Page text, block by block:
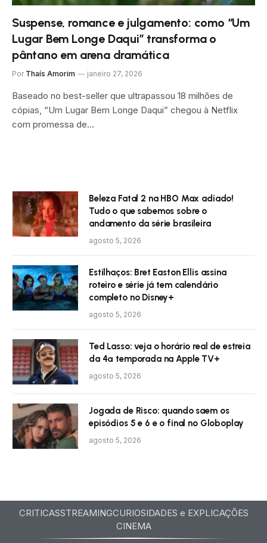
Suspense, romance e julgamento: como “Um
Lugar Bem Longe Daqui” transforma o
pântano em arena dramática
Por Thaís Amorim janeiro 27, 2026
Baseado no best-seller que ultrapassou 18 milhões de
cópias, “Um Lugar Bem Longe Daqui” chegou à Netflix
com promessa de…
Beleza Fatal 2 na HBO Max adiado!
Tudo o que sabemos sobre o
andamento da série brasileira
agosto 5, 2026
Estilhaços: Bret Easton Ellis assina
roteiro e série já tem calendário
completo no Disney+
agosto 5, 2026
Ted Lasso: veja o horário real de estreia
da 4ª temporada na Apple TV+
agosto 5, 2026
Jogada de Risco: quando saem os
episódios 5 e 6 e o final no Globoplay
agosto 5, 2026
CRITICASSTREAMINGCURIOSIDADES e EXPLICAÇÕES
CINEMA